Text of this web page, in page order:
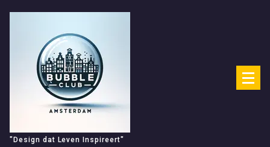
"Design dat Leven Inspireert"